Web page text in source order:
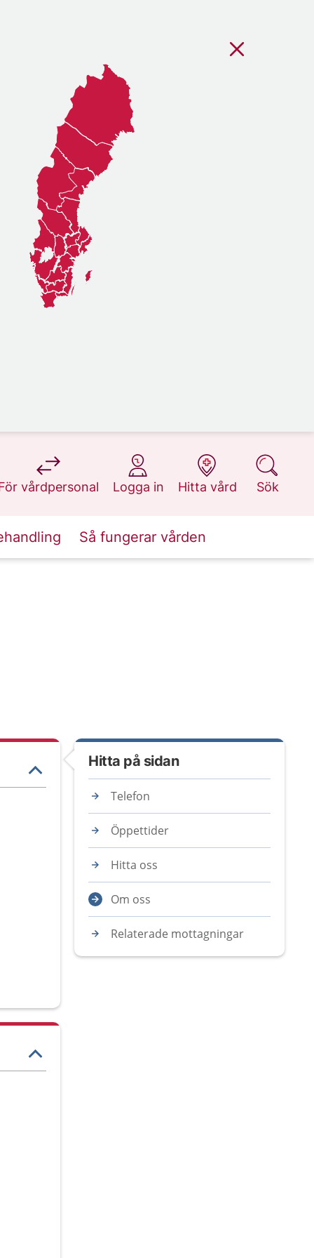
vårdpersonal
på 1177.se
Logga in
på 1177.se
Hitta vård
på 1177.se
Sök
på 1177.se
Så fungerar vården
Hitta på sidan
Telefon
Öppettider
Hitta oss
Om oss
Relaterade mottagningar